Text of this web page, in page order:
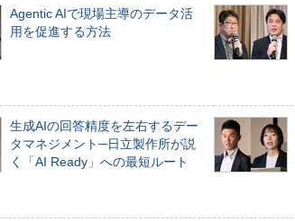
Agentic AIで現場主導のデータ活
用を促進する方法
生成AIの回答精度を左右するデー
タマネジメント─日立製作所が説
く「AI Ready」への最短ルート